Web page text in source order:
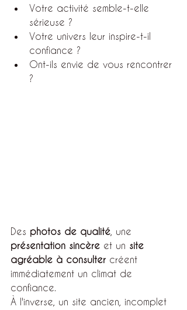
Votre activité semble-t-elle
sérieuse ?
Votre univers leur inspire-t-il
confiance ?
Ont-ils envie de vous rencontrer
?
Des photos de qualité , une
présentation sincère et un site
agréable à consulter créent
immédiatement un climat de
confiance.
À l'inverse, un site ancien, incomplet